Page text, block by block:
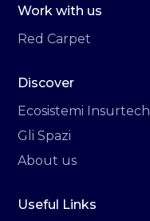
Work with us
Red Carpet
Discover
Ecosistemi Insurtech
Gli Spazi
About us
Useful Links